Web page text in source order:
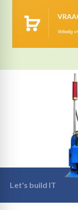
Volledig
Let's build IT